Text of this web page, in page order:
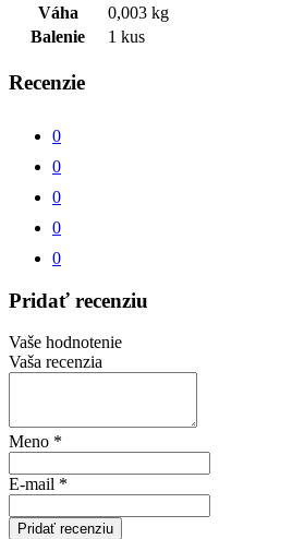
Váha
0,003 kg
Balenie
1 kus
Recenzie
0
0
0
0
0
Pridať recenziu
Vaše hodnotenie
Vaša recenzia
Meno *
E-mail *
Pridať recenziu